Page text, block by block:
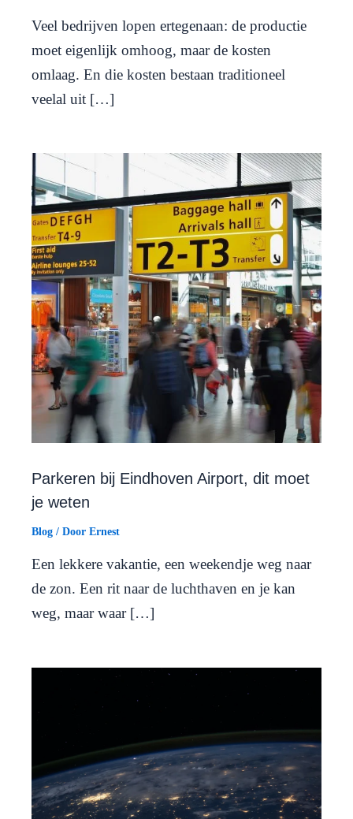
Veel bedrijven lopen ertegenaan: de productie
moet eigenlijk omhoog, maar de kosten
omlaag. En die kosten bestaan traditioneel
veelal uit […]
Parkeren bij Eindhoven Airport, dit moet
je weten
Blog / Door Ernest
Een lekkere vakantie, een weekendje weg naar
de zon. Een rit naar de luchthaven en je kan
weg, maar waar […]